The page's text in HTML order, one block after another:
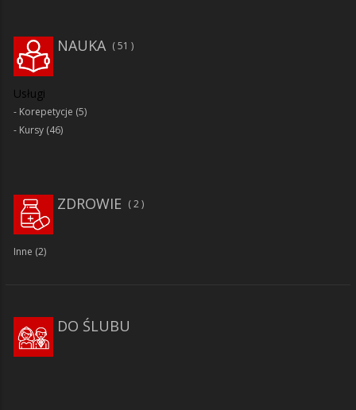
51
NAUKA
Usługi
Korepetycje (5)
Kursy (46)
ZDROWIE 2
Inne (2)
DO ŚLUBU